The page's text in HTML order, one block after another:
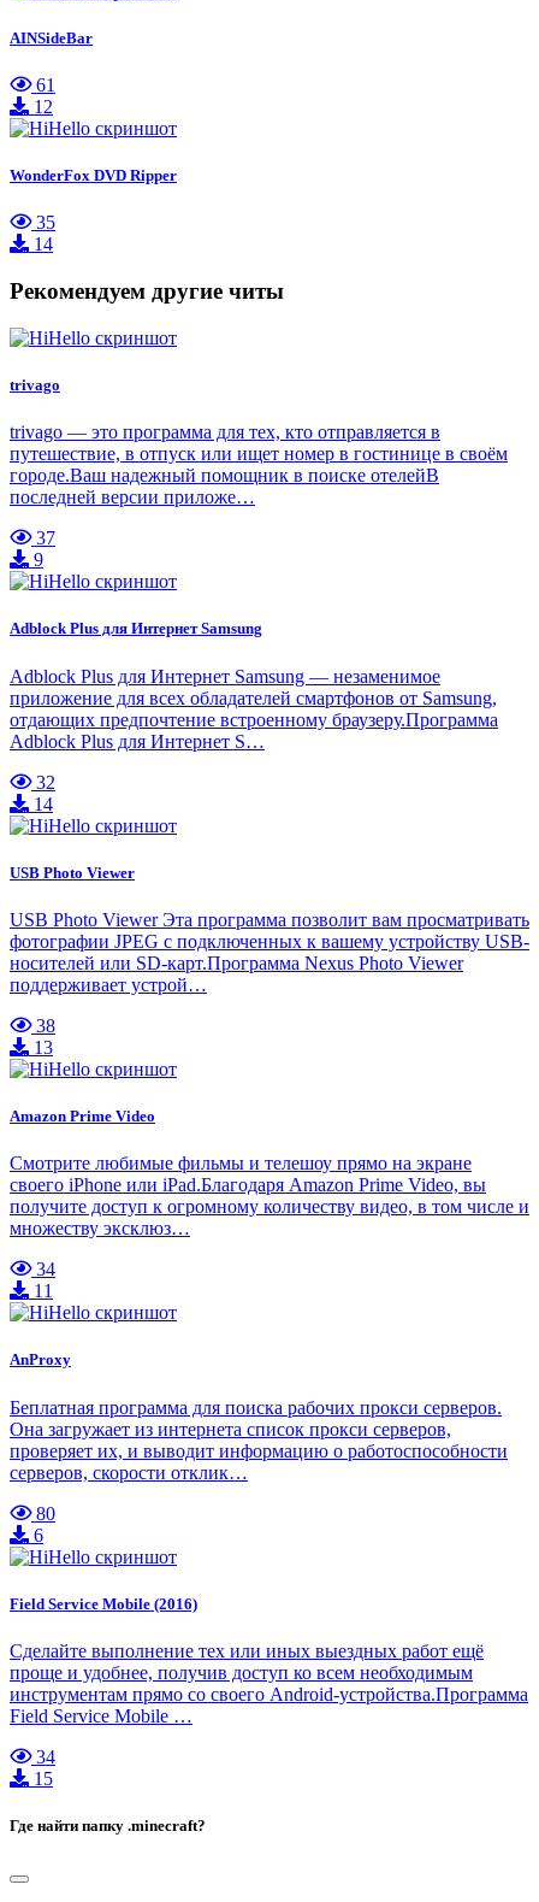
AINSideBar
61
12
WonderFox DVD Ripper
35
14
Рекомендуем другие читы
trivago
trivago — это программа для тех, кто отправляется в
путешествие, в отпуск или ищет номер в гостинице в своём
городе.Ваш надежный помощник в поиске отелейВ
последней версии приложе…
37
9
Adblock Plus для Интернет Samsung
Adblock Plus для Интернет Samsung — незаменимое
приложение для всех обладателей смартфонов от Samsung,
отдающих предпочтение встроенному браузеру.Программа
Adblock Plus для Интернет S…
32
14
USB Photo Viewer
USB Photo Viewer Эта программа позволит вам просматривать
фотографии JPEG с подключенных к вашему устройству USB-
носителей или SD-карт.Программа Nexus Photo Viewer
поддерживает устрой…
38
13
Amazon Prime Video
Смотрите любимые фильмы и телешоу прямо на экране
своего iPhone или iPad.Благодаря Amazon Prime Video, вы
получите доступ к огромному количеству видео, в том числе и
множеству эксклюз…
34
11
AnProxy
Беплатная программа для поиска рабочих прокси серверов.
Она загружает из интернета список прокси серверов,
проверяет их, и выводит информацию о работоспособности
серверов, скорости отклик…
80
6
Field Service Mobile (2016)
Сделайте выполнение тех или иных выездных работ ещё
проще и удобнее, получив доступ ко всем необходимым
инструментам прямо со своего Android-устройства.Программа
Field Service Mobile …
34
15
Где найти папку .minecraft?